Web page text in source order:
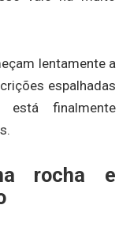
lentamente a
espalhadas
finalmente
rocha e